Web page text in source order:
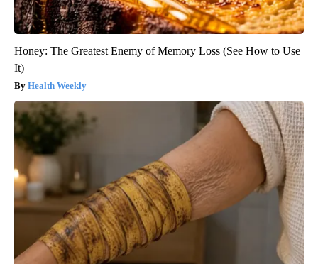
Honey: The Greatest Enemy of Memory Loss (See How to Use
It)
Health Weekly